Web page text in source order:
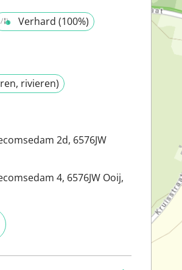
Verhard (100%)
rivieren)
2d, 6576JW
4, 6576JW Ooij,